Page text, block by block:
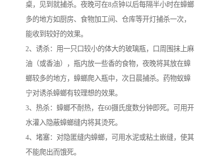
桌，见到就捕杀。夜晚可在8点钟以后每隔半小时在蟑螂
多的地方如厨房、食物加工间、仓库等开灯捕杀一次，
能收到较好的效果。
2、诱杀：用一只口较小的体大的玻璃瓶，口周围抹上麻
油（或香油），瓶内放一些香的食物，夜晚将其放在蟑
螂较多的地方，蟑螂爬入瓶中，次日晨捕杀。药物蚁蟑
宁对诱杀蟑螂有较理想的效果。
3、热杀：蟑螂不耐热，在60摄氏度数分钟即死。可用开
水灌入隐蔽蟑螂缝内将其烫死。
4、堵塞：对隐匿缝内蟑螂，可用水泥或粘土嵌缝，使其
不能爬出而饿死。